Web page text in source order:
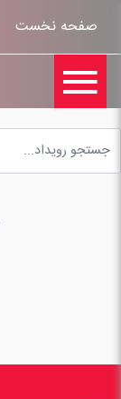
صفحه نخست
تماس با ما
